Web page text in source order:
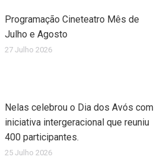
Programação Cineteatro Mês de
Julho e Agosto
27 Julho 2026
Nelas celebrou o Dia dos Avós com
iniciativa intergeracional que reuniu
400 participantes.
25 Julho 2026